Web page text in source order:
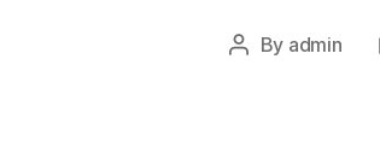
Post
By admin